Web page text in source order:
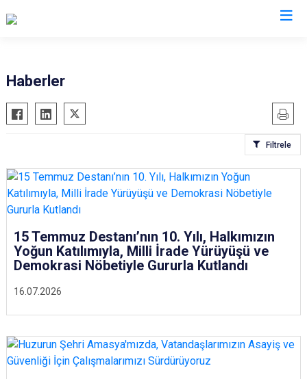
Haberler
Filtrele
16.07.2026
15 Temmuz Destanı’nın 10. Yılı, Halkımızın
Yoğun Katılımıyla, Milli İrade Yürüyüşü ve
Demokrasi Nöbetiyle Gururla Kutlandı